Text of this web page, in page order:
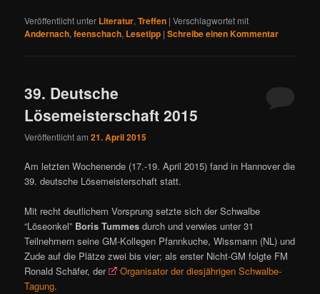
Veröffentlicht unter Literatur,Treffen |Verschlagwortet mit
Andernach,feenschach, Lesetipp |Schreibe einen Kommentar
39. Deutsche
Lösemeisterschaft 2015
Veröffentlicht am21. April 2015
Am letzten Wochenende (17.-19. April 2015) fand in Hannover die
39. deutsche Lösemeisterschaft statt.
Mit recht deutlichem Vorsprung setzte sich der Schwalbe
“Löseonkel” Boris Tummes durch und verwies unter 31
Teilnehmern seine GM-Kollegen Pfannkuche, Wissmann (NL) und
Zude auf die Plätze zwei bis vier; als erster Nicht-GM folgte FM
Ronald Schäfer, der
Organisator der diesjährigen Schwalbe-
Tagung.